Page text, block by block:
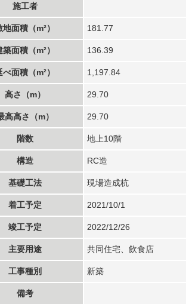
施工者
地面積（m²） 181.77
築面積（m²） 136.39
べ面積（m²） 1,197.84
高さ（m） 29.70
高高さ（m） 29.70
階数 地上10階
構造 RC造
基礎工法 現場造成杭
着工予定 2021/10/1
竣工予定 2022/12/26
主要用途 共同住宅、飲食店
工事種別 新築
備考